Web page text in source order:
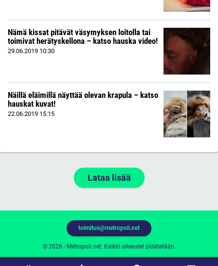
Nämä kissat pitävät väsymyksen loitolla tai
toimivat herätyskellona – katso hauska video!
29.06.2019 10:30
Näillä eläimillä näyttää olevan krapula – katso
hauskat kuvat!
22.06.2019 15:15
Lataa lisää
© 2026 - Metropoli.net. Kaikki oikeudet pidätetään.
toimitus@metropoli.net